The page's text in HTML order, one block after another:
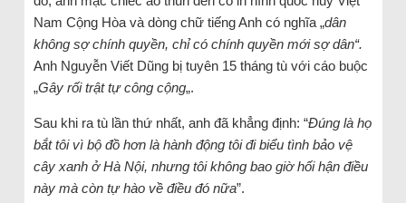
Nam Cộng Hòa và dòng chữ tiếng Anh có nghĩa „dân
không sợ chính quyền, chỉ có chính quyền mới sợ dân“.
Anh Nguyễn Viết Dũng bị tuyên 15 tháng tù với cáo buộc
„Gây rối trật tự công cộng„.
Sau khi ra tù lần thứ nhất, anh đã khẳng định: “Đúng là họ
bắt tôi vì bộ đồ hơn là hành động tôi đi biểu tình bảo vệ
cây xanh ở Hà Nội, nhưng tôi không bao giờ hối hận điều
này mà còn tự hào về điều đó nữa”.